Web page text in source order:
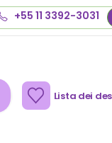
+55 11 3392-3031
Lista dei